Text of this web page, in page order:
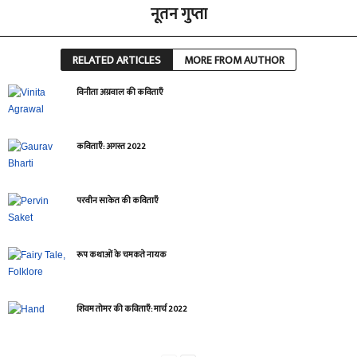
नूतन गुप्ता
RELATED ARTICLES MORE FROM AUTHOR
विनीता अग्रवाल की कविताएँ
कविताएँ: अगस्त 2022
परवीन साकेत की कविताएँ
रूप कथाओं के चमकते नायक
शिवम तोमर की कविताएँ: मार्च 2022